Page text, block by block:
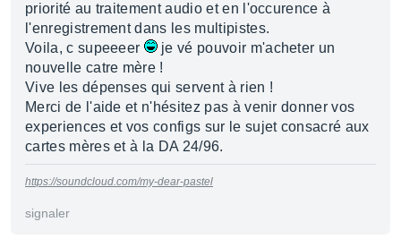
priorité au traitement audio et en l'occurence à
l'enregistrement dans les multipistes.
Voila, c supeeeer
je vé pouvoir m'acheter un
nouvelle catre mère !
Vive les dépenses qui servent à rien !
Merci de l'aide et n'hésitez pas à venir donner vos
experiences et vos configs sur le sujet consacré aux
cartes mères et à la DA 24/96.
https://soundcloud.com/my-dear-pastel
signaler